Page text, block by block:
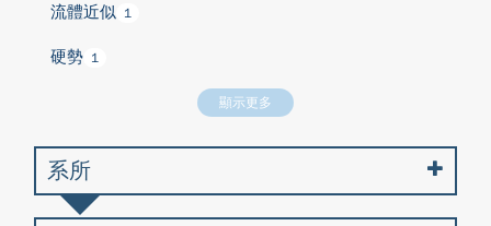
流體近似 1
硬勢 1
顯示更多
系所